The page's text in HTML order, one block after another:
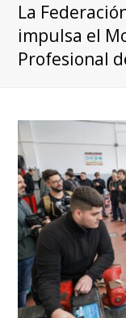
La
impulsa el
Profesional